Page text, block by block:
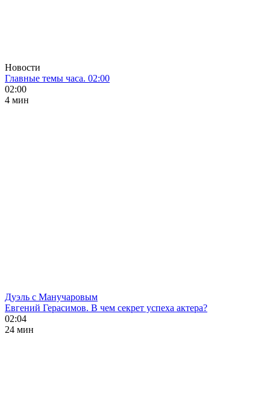
Новости
Главные темы часа. 02:00
02:00
4 мин
Дуэль с Манучаровым
Евгений Герасимов. В чем секрет успеха актера?
02:04
24 мин